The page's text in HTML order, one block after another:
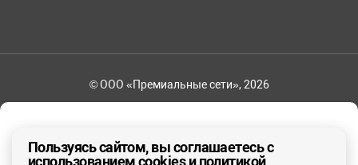
© ООО «Премиальные сети», 2026
Пользуясь сайтом, вы соглашаетесь с
использованием cookies и политикой